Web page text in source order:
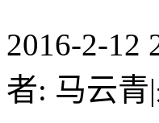
2016-2-12
者: 马云青|